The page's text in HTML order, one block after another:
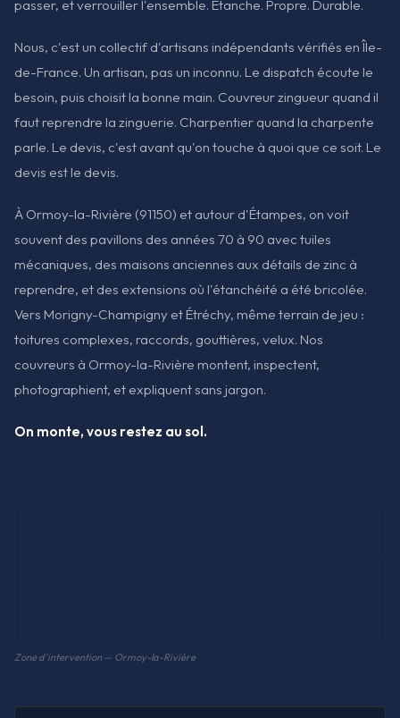
passer, et verrouiller l'ensemble. Étanche. Propre. Durable.
Nous, c'est un collectif d'artisans indépendants vérifiés en Île-
de-France. Un artisan, pas un inconnu. Le dispatch écoute le
besoin, puis choisit la bonne main. Couvreur zingueur quand il
faut reprendre la zinguerie. Charpentier quand la charpente
parle. Le devis, c'est avant qu'on touche à quoi que ce soit. Le
devis est le devis.
À Ormoy-la-Rivière (91150) et autour d'Étampes, on voit
souvent des pavillons des années 70 à 90 avec tuiles
mécaniques, des maisons anciennes aux détails de zinc à
reprendre, et des extensions où l'étanchéité a été bricolée.
Vers Morigny-Champigny et Étréchy, même terrain de jeu :
toitures complexes, raccords, gouttières, velux. Nos
couvreurs à Ormoy-la-Rivière montent, inspectent,
photographient, et expliquent sans jargon.
On monte, vous restez au sol.
Zone d'intervention — Ormoy-la-Rivière